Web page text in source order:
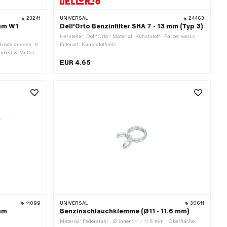
23241
W1
aussen: 9
& Muttern
8 - 10 mm
UNIVERSAL 24463
Dell'Orto Benzinfilter SHA 7 - 13 mm (Typ 3)
Hersteller: Dell'Orto · Material: Kunststoff · Farbe: weiss ·
Filterart: Kunststoffnetz
EUR 4.65
11099 UNIVERSAL 30611
Benzinschlauchklemme (Ø11 - 11.6 mm)
Material: Federstahl · Ø innen: 11 - 11.6 mm · Oberfläche: